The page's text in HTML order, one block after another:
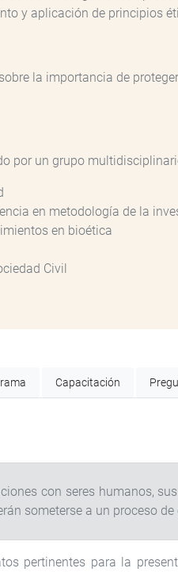
y aplicación de principios
la importancia de
por un grupo
en metodología de la
en bioética
Civil
Capacitación
con seres humanos,
someterse a un proceso
pertinentes para la